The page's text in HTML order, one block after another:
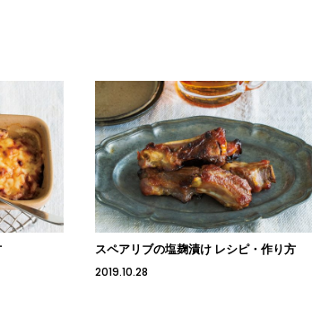
スペアリブの塩麹漬け レシピ・作り方
2019.10.28